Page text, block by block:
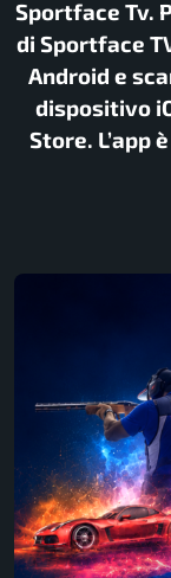
Sportface Tv.
di Sportface
Android e
dispositivo
Store. L’app